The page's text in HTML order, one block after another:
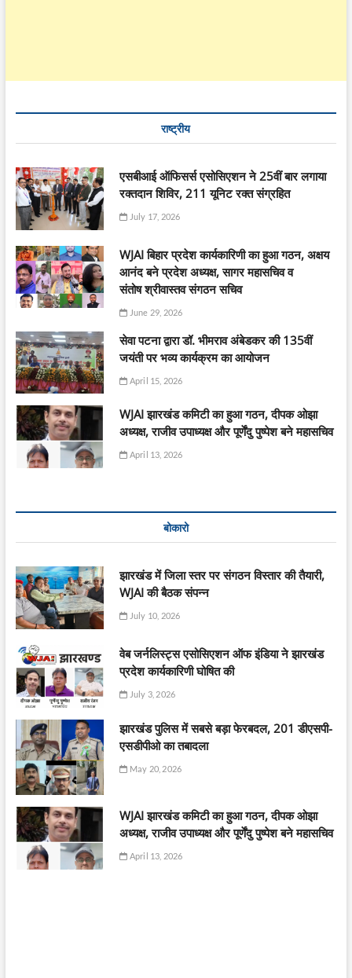
राष्ट्रीय
एसबीआई ऑफिसर्स एसोसिएशन ने 25वीं बार लगाया
रक्तदान शिविर, 211 यूनिट रक्त संग्रहित
July 17, 2026
WJAI बिहार प्रदेश कार्यकारिणी का हुआ गठन, अक्षय
आनंद बने प्रदेश अध्यक्ष, सागर महासचिव व
संतोष श्रीवास्तव संगठन सचिव
June 29, 2026
सेवा पटना द्वारा डॉ. भीमराव अंबेडकर की 135वीं
जयंती पर भव्य कार्यक्रम का आयोजन
April 15, 2026
WJAI झारखंड कमिटी का हुआ गठन, दीपक ओझा
अध्यक्ष, राजीव उपाध्यक्ष और पूर्णेंदु पुष्पेश बने महासचिव
April 13, 2026
बोकारो
झारखंड में जिला स्तर पर संगठन विस्तार की तैयारी,
WJAI की बैठक संपन्न
July 10, 2026
वेब जर्नलिस्ट्स एसोसिएशन ऑफ इंडिया ने झारखंड
प्रदेश कार्यकारिणी घोषित की
July 3, 2026
झारखंड पुलिस में सबसे बड़ा फेरबदल, 201 डीएसपी-
एसडीपीओ का तबादला
May 20, 2026
WJAI झारखंड कमिटी का हुआ गठन, दीपक ओझा
अध्यक्ष, राजीव उपाध्यक्ष और पूर्णेंदु पुष्पेश बने महासचिव
April 13, 2026